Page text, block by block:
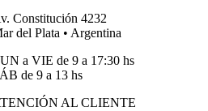
Constitución 4232
del Plata • Argentina
a VIE de 9 a 17:30 hs
de 9 a 13 hs
AL CLIENTE